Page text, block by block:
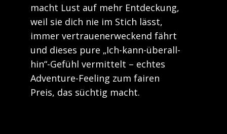
macht Lust auf mehr Entdeckung,
weil sie dich nie im Stich lässt,
immer vertrauenerweckend fährt
und dieses pure „Ich-kann-überall-
hin“-Gefühl vermittelt – echtes
Adventure-Feeling zum fairen
Preis, das süchtig macht.